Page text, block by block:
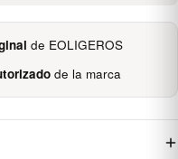
de EOLIGEROS
de la marca